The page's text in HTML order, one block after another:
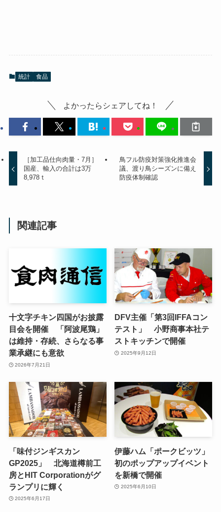
統計 食品
よかったらシェアしてね！
［加工品仕向肉量・7月］
国産、輸入の合計は3万
8,978ｔ
鳥フル防疫対策強化推進会
議、渡り鳥シーズンに備え
防疫体制確認
関連記事
十文字チキン四国がお披露
目会を開催 「阿波尾鶏」
は維持・存続、さらなる事
業承継にも意欲
2026年7月21日
DFV主催「第3回IFFAコン
テスト」 小野商事本社テ
ストキッチンで開催
2025年9月12日
「味付ジンギスカン
GP2025」 北海道樽前工
房とHIT Corporationがグ
ランプリに輝く
2025年6月17日
伊藤ハム「ポークビッツ」
初のポップアップイベント
を新橋で開催
2025年6月10日